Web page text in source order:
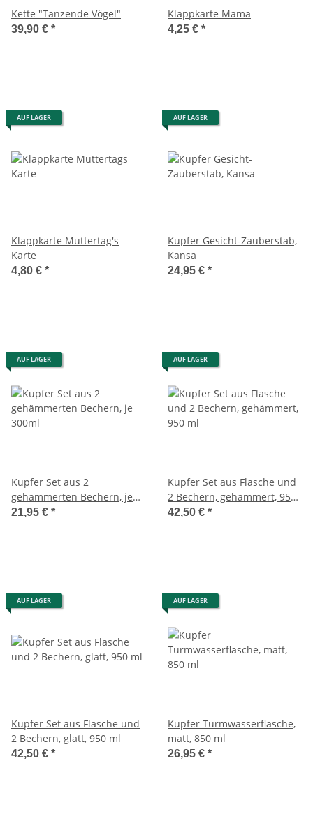
Kette "Tanzende Vögel"
39,90 € *
Klappkarte Mama
4,25 € *
AUF LAGER
Klappkarte Muttertag's
Karte
4,80 € *
AUF LAGER
Kupfer Gesicht-Zauberstab,
Kansa
24,95 € *
AUF LAGER
Kupfer Set aus 2
gehämmerten Bechern, je
300ml
21,95 € *
AUF LAGER
Kupfer Set aus Flasche und
2 Bechern, gehämmert, 950
ml
42,50 € *
AUF LAGER
Kupfer Set aus Flasche und
2 Bechern, glatt, 950 ml
42,50 € *
AUF LAGER
Kupfer Turmwasserflasche,
matt, 850 ml
26,95 € *